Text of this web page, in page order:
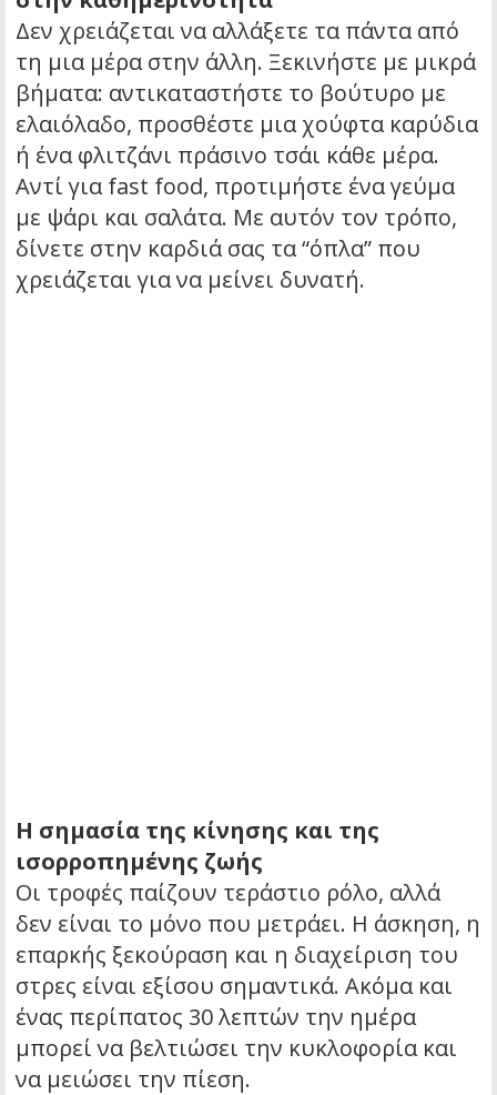
Δεν χρειάζεται να αλλάξετε τα πάντα από
τη μια μέρα στην άλλη. Ξεκινήστε με μικρά
βήματα: αντικαταστήστε το βούτυρο με
ελαιόλαδο, προσθέστε μια χούφτα καρύδια
ή ένα φλιτζάνι πράσινο τσάι κάθε μέρα.
Αντί για fast food, προτιμήστε ένα γεύμα
με ψάρι και σαλάτα. Με αυτόν τον τρόπο,
δίνετε στην καρδιά σας τα “όπλα” που
χρειάζεται για να μείνει δυνατή.
Η σημασία της κίνησης και της
ισορροπημένης ζωής
Οι τροφές παίζουν τεράστιο ρόλο, αλλά
δεν είναι το μόνο που μετράει. Η άσκηση, η
επαρκής ξεκούραση και η διαχείριση του
στρες είναι εξίσου σημαντικά. Ακόμα και
ένας περίπατος 30 λεπτών την ημέρα
μπορεί να βελτιώσει την κυκλοφορία και
να μειώσει την πίεση.